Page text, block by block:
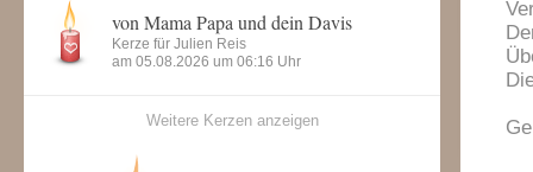
von Mama Papa und dein Davis
Kerze für Julien Reis
am 05.08.2026 um 06:16 Uhr
Weitere Kerzen anzeigen